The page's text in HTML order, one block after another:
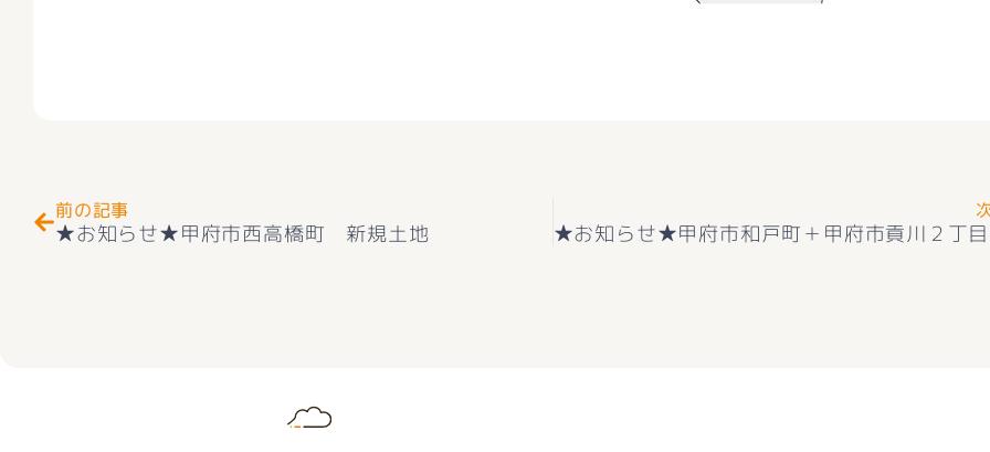
前の記事
★お知らせ★甲府市西高橋町 新規土地